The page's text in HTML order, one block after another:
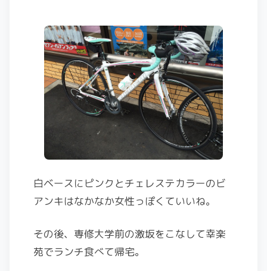
白ベースにピンクとチェレステカラーのビ
アンキはなかなか女性っぽくていいね。
その後、専修大学前の激坂をこなして幸楽
苑でランチ食べて帰宅。